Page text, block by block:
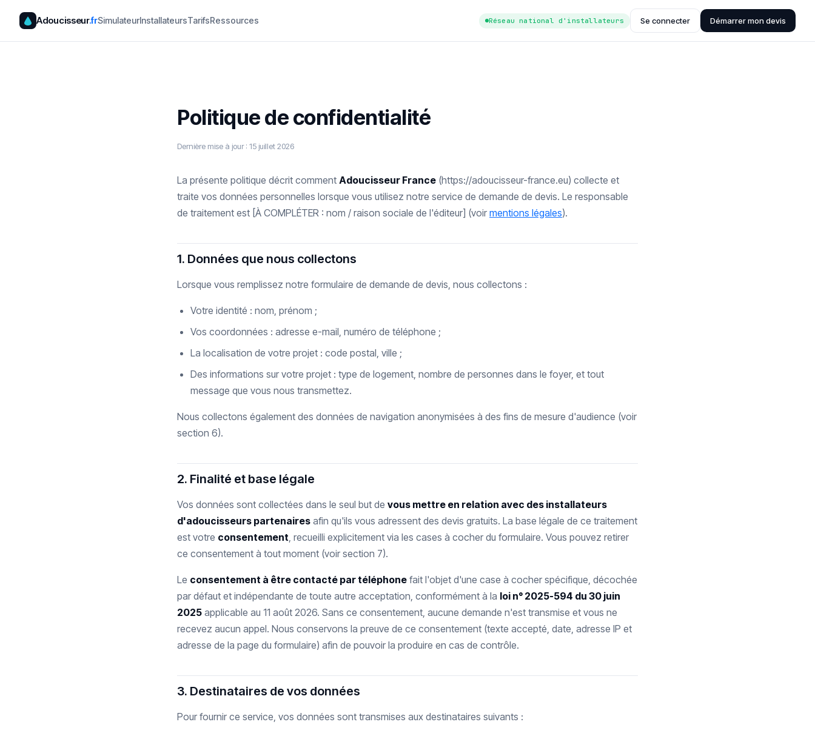
Adoucisseur.frSimulateurInstallateursTarifsRessources Réseau national d'installateurs Se connecter Démarrer mon devis
Politique de confidentialité
Dernière mise à jour : 15 juillet 2026
La présente politique décrit comment Adoucisseur France (https://adoucisseur-france.eu) collecte et
traite vos données personnelles lorsque vous utilisez notre service de demande de devis. Le responsable
de traitement est [À COMPLÉTER : nom / raison sociale de l'éditeur] (voir mentions légales).
1. Données que nous collectons
Lorsque vous remplissez notre formulaire de demande de devis, nous collectons :
Votre identité : nom, prénom ;
Vos coordonnées : adresse e-mail, numéro de téléphone ;
La localisation de votre projet : code postal, ville ;
Des informations sur votre projet : type de logement, nombre de personnes dans le foyer, et tout
message que vous nous transmettez.
Nous collectons également des données de navigation anonymisées à des fins de mesure d'audience (voir
section 6).
2. Finalité et base légale
Vos données sont collectées dans le seul but de vous mettre en relation avec des installateurs
d'adoucisseurs partenaires afin qu'ils vous adressent des devis gratuits. La base légale de ce traitement
est votre consentement, recueilli explicitement via les cases à cocher du formulaire. Vous pouvez retirer
ce consentement à tout moment (voir section 7).
Le consentement à être contacté par téléphone fait l'objet d'une case à cocher spécifique, décochée
par défaut et indépendante de toute autre acceptation, conformément à la loi n° 2025-594 du 30 juin
2025 applicable au 11 août 2026. Sans ce consentement, aucune demande n'est transmise et vous ne
recevez aucun appel. Nous conservons la preuve de ce consentement (texte accepté, date, adresse IP et
adresse de la page du formulaire) afin de pouvoir la produire en cas de contrôle.
3. Destinataires de vos données
Pour fournir ce service, vos données sont transmises aux destinataires suivants :